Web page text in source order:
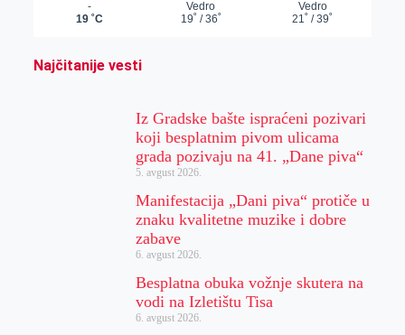
Najčitanije vesti
Iz Gradske bašte ispraćeni pozivari
koji besplatnim pivom ulicama
grada pozivaju na 41. „Dane piva“
5. avgust 2026.
Manifestacija „Dani piva“ protiče u
znaku kvalitetne muzike i dobre
zabave
6. avgust 2026.
Besplatna obuka vožnje skutera na
vodi na Izletištu Tisa
6. avgust 2026.